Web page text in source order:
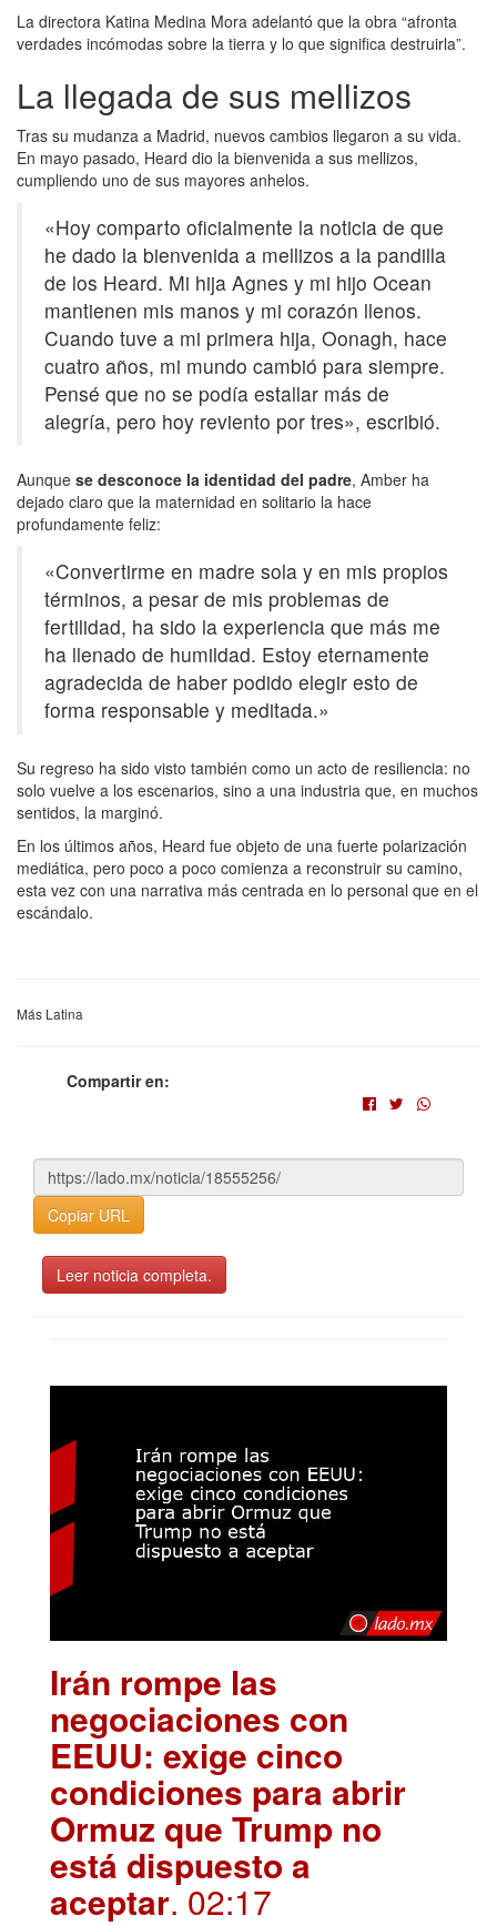
La directora Katina Medina Mora adelantó que la obra “afronta
verdades incómodas sobre la tierra y lo que significa destruirla”.
La llegada de sus mellizos
Tras su mudanza a Madrid, nuevos cambios llegaron a su vida.
En mayo pasado, Heard dio la bienvenida a sus mellizos,
cumpliendo uno de sus mayores anhelos.
«Hoy comparto oficialmente la noticia de que
he dado la bienvenida a mellizos a la pandilla
de los Heard. Mi hija Agnes y mi hijo Ocean
mantienen mis manos y mi corazón llenos.
Cuando tuve a mi primera hija, Oonagh, hace
cuatro años, mi mundo cambió para siempre.
Pensé que no se podía estallar más de
alegría, pero hoy reviento por tres», escribió.
Aunque se desconoce la identidad del padre, Amber ha
dejado claro que la maternidad en solitario la hace
profundamente feliz:
«Convertirme en madre sola y en mis propios
términos, a pesar de mis problemas de
fertilidad, ha sido la experiencia que más me
ha llenado de humildad. Estoy eternamente
agradecida de haber podido elegir esto de
forma responsable y meditada.»
Su regreso ha sido visto también como un acto de resiliencia: no
solo vuelve a los escenarios, sino a una industria que, en muchos
sentidos, la marginó.
En los últimos años, Heard fue objeto de una fuerte polarización
mediática, pero poco a poco comienza a reconstruir su camino,
esta vez con una narrativa más centrada en lo personal que en el
escándalo.
Más Latina
Compartir en:
Copiar URL
Leer noticia completa.
Irán rompe las
negociaciones con
EEUU: exige cinco
condiciones para abrir
Ormuz que Trump no
está dispuesto a
aceptar. 02:17